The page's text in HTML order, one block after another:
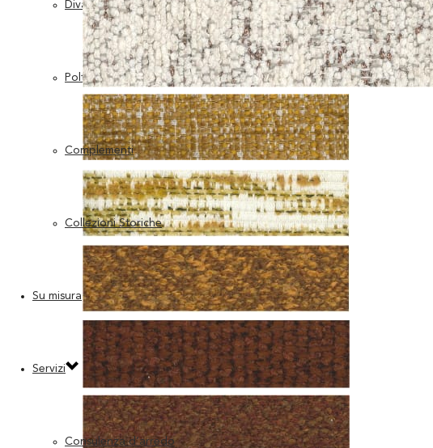
Divani
Poltrone
Complementi
Collezioni Storiche
Su misura
Servizi
Consulenza d’arredo